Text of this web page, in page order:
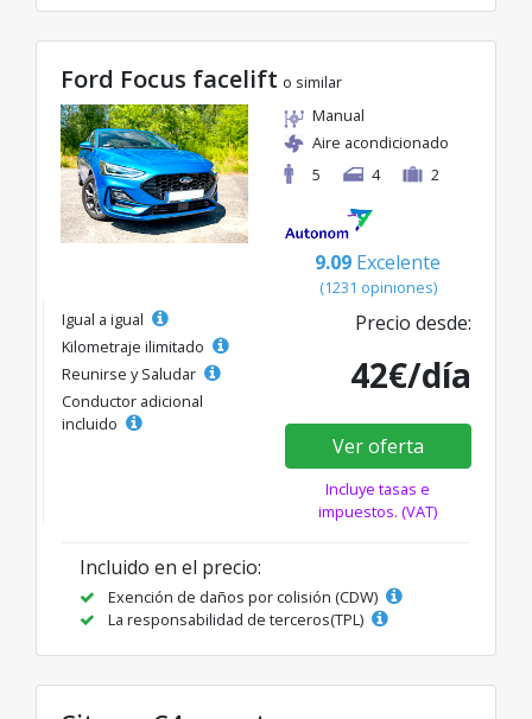
Ford Focus facelift o similar
Manual
Aire acondicionado
5
4 2
9.09 Excelente
(1231 opiniones)
Igual a igual
Kilometraje ilimitado
Reunirse y Saludar
Conductor adicional
incluido
Precio desde:
42€/día
Ver oferta
Incluye tasas e
impuestos. (VAT)
Incluido en el precio:
Exención de daños por colisión (CDW)
La responsabilidad de terceros(TPL)